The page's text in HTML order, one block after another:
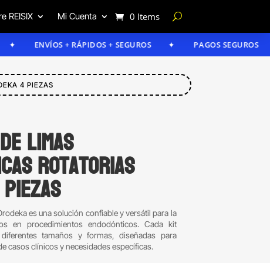
REISIX Mi Cuenta 0 Items
ENVÍOS + RÁPIDOS + SEGUROS PAGOS SEGUROS
4 PIEZAS
limas
rotatorias
es una solución confiable y versátil para la
en procedimientos endodónticos. Cada kit
tamaños y formas, diseñadas para
casos clínicos y necesidades específicas.